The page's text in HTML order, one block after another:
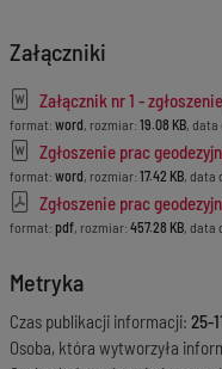
Załączniki
Załącznik nr 1 -
format: word, rozmiar: 19.08 KB, data
Zgłoszenie prac
format: word, rozmiar: 17.42 KB, data
Zgłoszenie prac
format: pdf, rozmiar: 457.28 KB, data
Metryka
Czas publikacji informacji: 25-
Osoba, która wytworzyła